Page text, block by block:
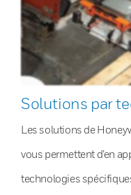
Solutions par
Les solutions de
vous permettent d’en
technologies